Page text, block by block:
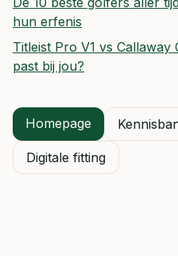
hun erfenis
Titleist Pro V1 vs
past bij jou?
Homepage
Digitale fitting